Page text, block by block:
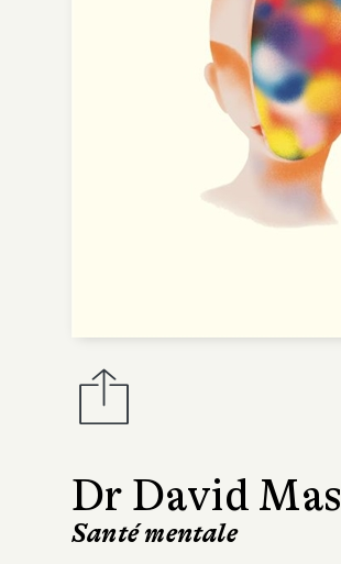
Dr David
Santé mentale